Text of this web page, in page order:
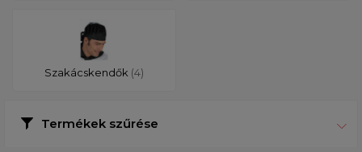
Szakácskendők (4)
Termékek szűrése